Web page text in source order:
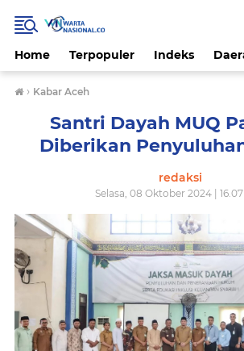
Home Terpopuler Indeks
› Kabar Aceh
Santri Dayah MUQ
Diberikan
redaksi
Selasa, 08 Oktober 2024 |